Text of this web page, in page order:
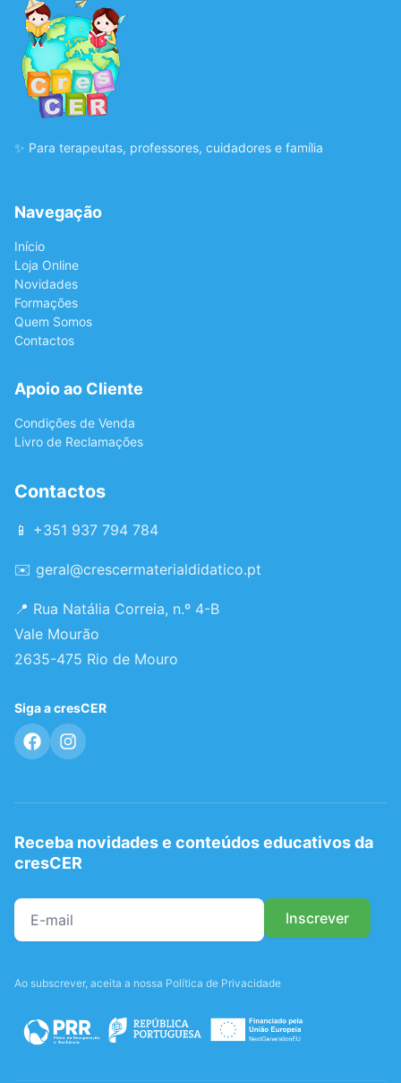
✨ Para terapeutas, professores, cuidadores e família
Navegação
Início
Loja Online
Novidades
Formações
Quem Somos
Contactos
Apoio ao Cliente
Condições de Venda
Livro de Reclamações
Contactos
📱 +351 937 794 784
✉️ geral@crescermaterialdidatico.pt
📍 Rua Natália Correia, n.º 4-B
Vale Mourão
2635-475 Rio de Mouro
Siga a cresCER
Receba novidades e conteúdos educativos da
cresCER
Ao subscrever, aceita a nossa Política de Privacidade